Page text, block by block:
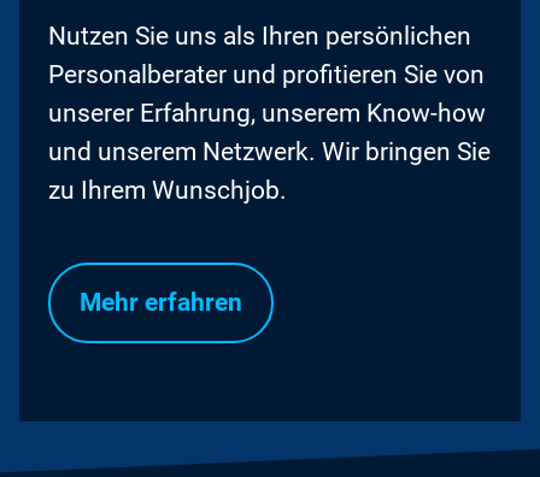
Nutzen Sie uns als Ihren persönlichen
Personalberater und profitieren Sie von
unserer Erfahrung, unserem Know-how
und unserem Netzwerk. Wir bringen Sie
zu Ihrem Wunschjob.
Mehr erfahren